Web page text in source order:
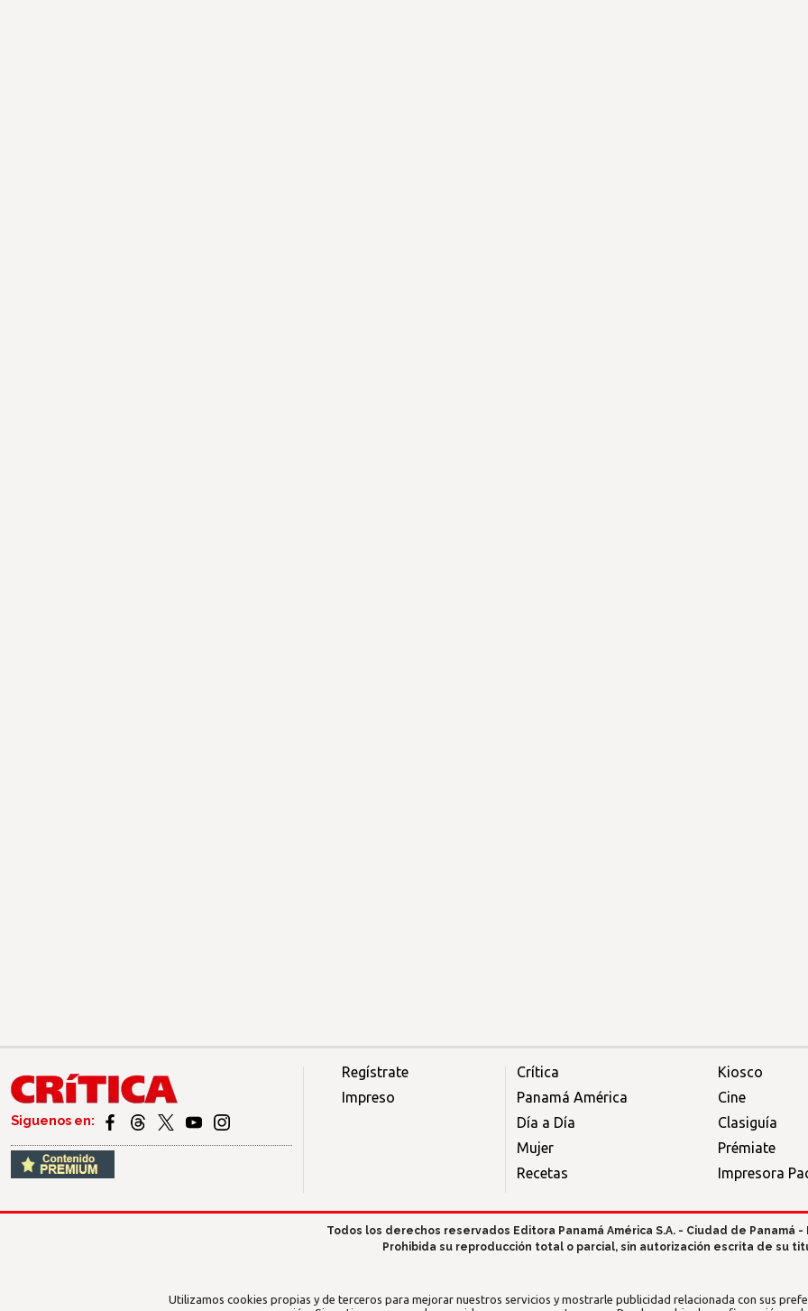
Siguenos en:
Regístrate
Impreso
Crítica
Panamá América
Día a Día
Mujer
Recetas
Kiosco
Cine
Clasiguía
Prémiate
Impresora
Todos los derechos reservados Editora Panamá América S.A. - Ciudad de Panamá -
Prohibida su reproducción total o parcial, sin autorización escrita de su
Utilizamos cookies propias y de terceros para mejorar nuestros servicios y mostrarle publicidad relacionada con sus